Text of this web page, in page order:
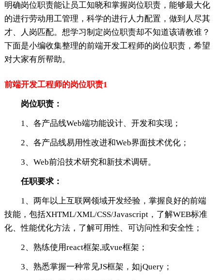
明确岗位职责能让员工知晓和掌握岗位职责，能够最大化
的进行劳动用工管理，科学的进行人力配置，做到人尽其
才、人岗匹配。想学习制定岗位职责却不知道该请教谁？
下面是小编收集整理的前端开发工程师的岗位职责，希望
对大家有所帮助。
前端开发工程师的岗位职责1
岗位职责：
1、各产品线Web端功能设计、开发和实现；
2、各产品线易用性改进和Web界面技术优化；
3、Web前沿技术研究和新技术调研。
任职要求：
1、两年以上互联网领域开发经验，掌握良好的前端
技能，包括XHTML/XML/CSS/Javascript，了解WEB标准
化、性能优化方法，了解可用性、可访问性和安全性；
2、熟练使用react框架,或vue框架；
3、熟悉掌握一种常见JS框架，如jQuery；